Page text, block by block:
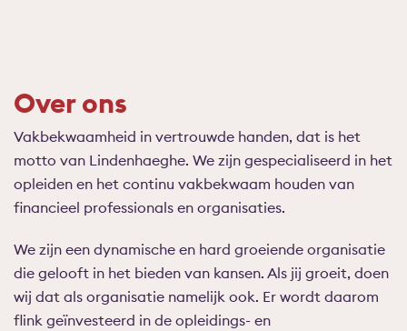
Over ons
Vakbekwaamheid in vertrouwde handen, dat is het
motto van Lindenhaeghe. We zijn gespecialiseerd in het
opleiden en het continu vakbekwaam houden van
financieel professionals en organisaties.
We zijn een dynamische en hard groeiende organisatie
die gelooft in het bieden van kansen. Als jij groeit, doen
wij dat als organisatie namelijk ook. Er wordt daarom
flink geïnvesteerd in de opleidings- en